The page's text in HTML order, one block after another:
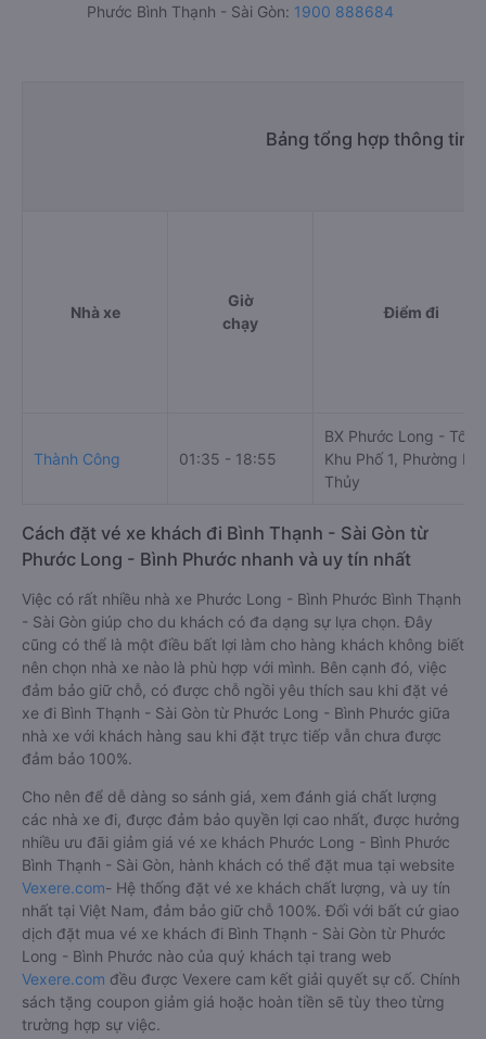
Phước Bình Thạnh - Sài Gòn: 1900 888684
Bảng tổng hợp thông tin
Nhà xe
Giờ
chạy
Điểm đi
Thành Công 01:35 - 18:55
BX Phước Long - Tổ 2,
Khu Phố 1, Phường
Thủy
Cách đặt vé xe khách đi Bình Thạnh - Sài Gòn từ
Phước Long - Bình Phước nhanh và uy tín nhất
Việc có rất nhiều nhà xe Phước Long - Bình Phước Bình Thạnh
- Sài Gòn giúp cho du khách có đa dạng sự lựa chọn. Đây
cũng có thể là một điều bất lợi làm cho hàng khách không biết
nên chọn nhà xe nào là phù hợp với mình. Bên cạnh đó, việc
đảm bảo giữ chỗ, có được chỗ ngồi yêu thích sau khi đặt vé
xe đi Bình Thạnh - Sài Gòn từ Phước Long - Bình Phước giữa
nhà xe với khách hàng sau khi đặt trực tiếp vẫn chưa được
đảm bảo 100%.
Cho nên để dễ dàng so sánh giá, xem đánh giá chất lượng
các nhà xe đi, được đảm bảo quyền lợi cao nhất, được hưởng
nhiều ưu đãi giảm giá vé xe khách Phước Long - Bình Phước
Bình Thạnh - Sài Gòn, hành khách có thể đặt mua tại website
Vexere.com- Hệ thống đặt vé xe khách chất lượng, và uy tín
nhất tại Việt Nam, đảm bảo giữ chỗ 100%. Đối với bất cứ giao
dịch đặt mua vé xe khách đi Bình Thạnh - Sài Gòn từ Phước
Long - Bình Phước nào của quý khách tại trang web
Vexere.com đều được Vexere cam kết giải quyết sự cố. Chính
sách tặng coupon giảm giá hoặc hoàn tiền sẽ tùy theo từng
trường hợp sự việc.